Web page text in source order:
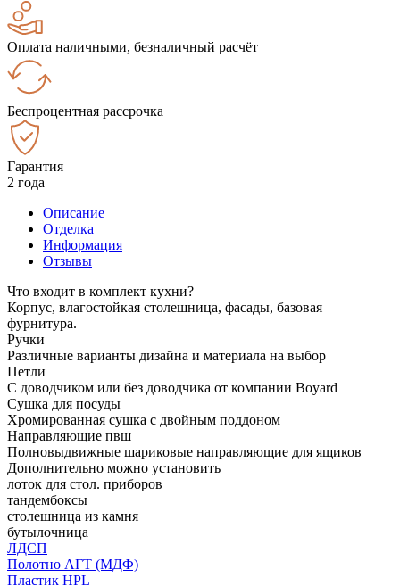
Оплата наличными, безналичный расчёт
Беспроцентная рассрочка
Гарантия
2 года
Описание
Отделка
Информация
Отзывы
Что входит в комплект кухни?
Корпус, влагостойкая столешница, фасады, базовая
фурнитура.
Ручки
Различные варианты дизайна и материала на выбор
Петли
С доводчиком или без доводчика от компании Boyard
Сушка для посуды
Хромированная сушка с двойным поддоном
Направляющие пвш
Полновыдвижные шариковые направляющие для ящиков
Дополнительно можно установить
лоток для стол. приборов
тандембоксы
столешница из камня
бутылочница
ЛДСП
Полотно АГТ (МДФ)
Пластик HPL